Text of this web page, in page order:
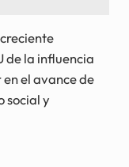
de la influencia
el avance de
social y